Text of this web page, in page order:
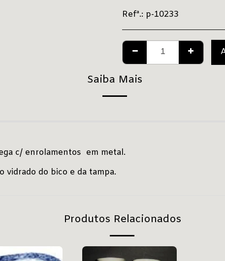
Refª.: p-10233
Saiba Mais
c/ enrolamentos em metal.
no vidrado do bico e da tampa.
Produtos Relacionados